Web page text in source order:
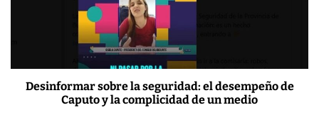
Desinformar sobre la seguridad: el desempeño de
Caputo y la complicidad de un medio